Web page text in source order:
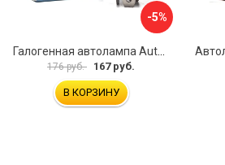
-5%
176 руб. 167 руб.
В КОРЗИНУ